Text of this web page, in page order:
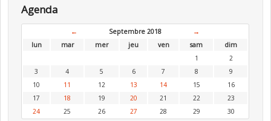
Agenda
← Septembre 2018
→
lun
mar mer jeu ven sam
dim
1
2
3
4 5 6 7 8
9
10
11 12 13 14 15
16
17
18 19 20 21 22
23
24
25 26 27 28 29 30